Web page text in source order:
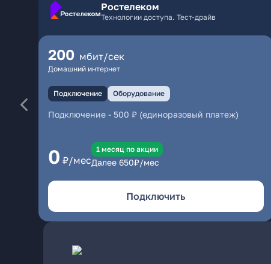
Ростелеком
Технологии доступа. Тест-драйв
200 мбит/сек
Домашний интернет
Подключение Оборудование
Подключение - 500 ₽ (единоразовый платеж)
0 ₽/мес
1 месяц по акции
Далее 650₽/мес
Подключить